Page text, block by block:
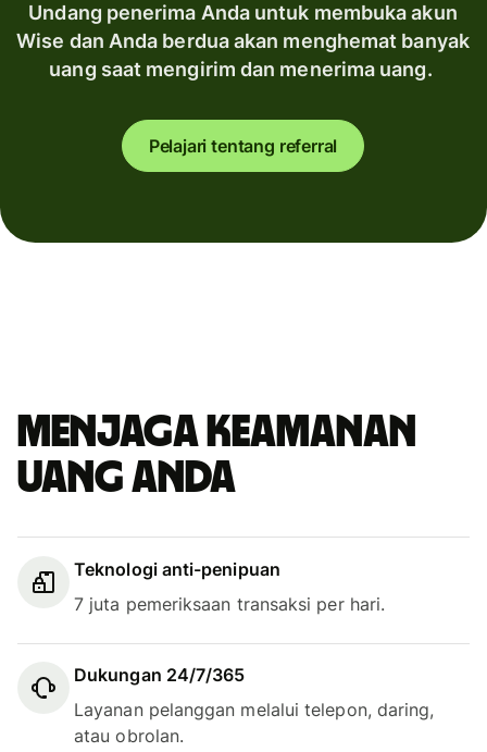
Undang penerima Anda untuk membuka akun
Wise dan Anda berdua akan menghemat banyak
uang saat mengirim dan menerima uang.
Pelajari tentang referral
Menjaga keamanan
uang Anda
Teknologi anti-penipuan
7 juta pemeriksaan transaksi per hari.
Dukungan 24/7/365
Layanan pelanggan melalui telepon, daring,
atau obrolan.